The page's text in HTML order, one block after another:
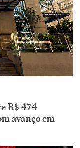
R$ 474
avanço em